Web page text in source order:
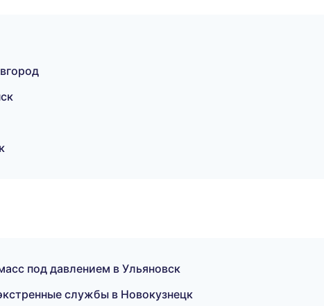
под давлением в Ульяновск
службы в Новокузнецк